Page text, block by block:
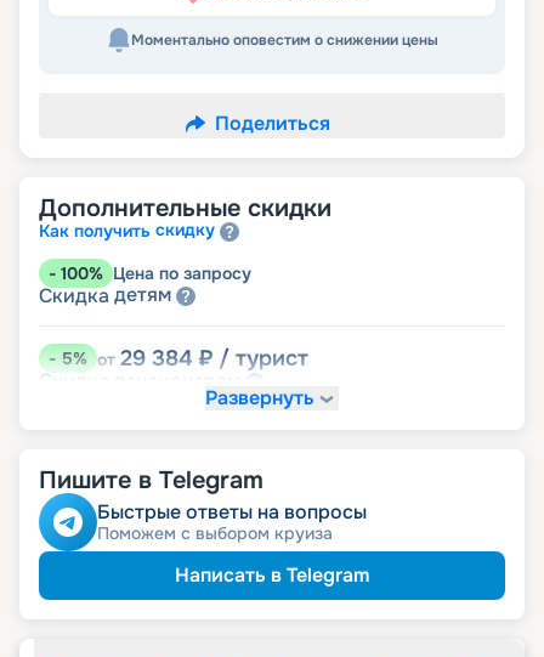
Моментально оповестим о снижении цены
Поделиться
Дополнительные скидки
Как получить скидку
- 100% Цена по запросу
Скидка детям
-5% от 29 384 ₽ / турист
Скидка
Развернуть
Пишите в Telegram
Быстрые ответы на вопросы
Поможем с выбором круиза
Написать в Telegram